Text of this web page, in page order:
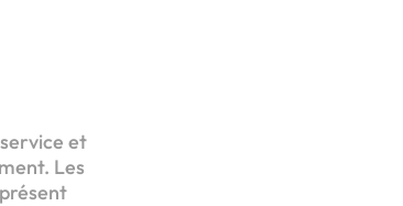
et
Les